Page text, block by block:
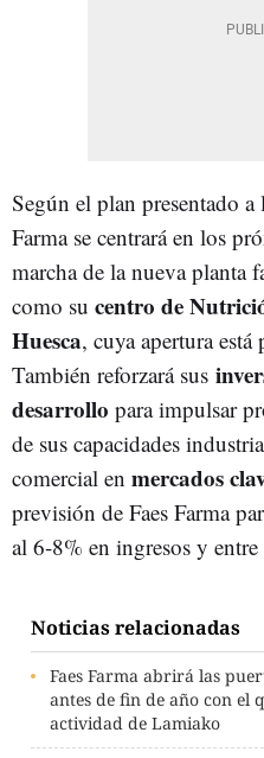
Según el plan presentado a
Farma se centrará en los
marcha de la nueva planta
como su centro de
Huesca, cuya apertura
También reforzará sus
desarrollo para impulsar
de sus capacidades
comercial en mercados
previsión de Faes Farma
al 6-8% en ingresos y
Noticias relacionadas
Faes Farma abrirá las
antes de fin de año con el
actividad de Lamiako